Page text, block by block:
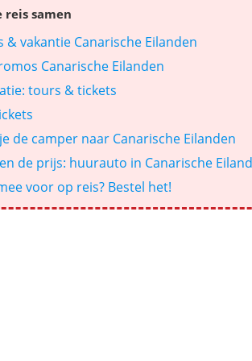
reis samen
& vakantie Canarische Eilanden
Canarische Eilanden
tours & tickets
de camper naar Canarische Eilanden
de prijs: huurauto in Canarische
voor op reis? Bestel het!